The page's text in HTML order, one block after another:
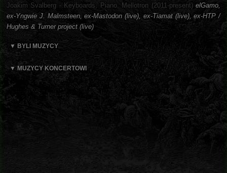
Joakim Svalberg - Keyboards, Piano, Mellotron (2011-present) elGamo,
ex-Yngwie J. Malmsteen, ex-Mastodon (live), ex-Tiamat (live), ex-HTP /
Hughes & Turner project (live)
▼ BYLI MUZYCY
▼ MUZYCY KONCERTOWI